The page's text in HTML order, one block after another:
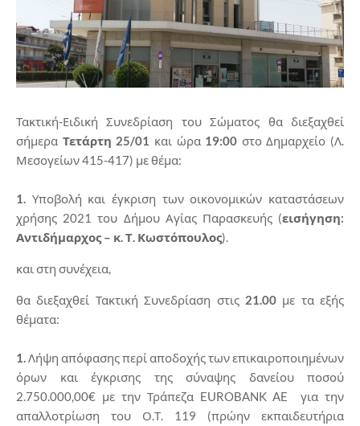
Τακτική-Ειδική Συνεδρίαση του Σώματος θα διεξαχθεί
σήμερα Τετάρτη 25/01 και ώρα 19:00 στο Δημαρχείο (Λ.
Μεσογείων 415-417) με θέμα:
1. Υποβολή και έγκριση των οικονομικών καταστάσεων
χρήσης 2021 του Δήμου Αγίας Παρασκευής (εισήγηση:
Αντιδήμαρχος – κ. Τ. Κωστόπουλος).
και στη συνέχεια,
θα διεξαχθεί Τακτική Συνεδρίαση στις21.00με τα εξής
θέματα:
1.Λήψη απόφασης περί αποδοχής των επικαιροποιημένων
όρων και έγκρισης της σύναψης δανείου ποσού
2.750.000,00€ με την Τράπεζα EUROBANK AE για την
απαλλοτρίωση του Ο.Τ. 119 (πρώην εκπαιδευτήρια